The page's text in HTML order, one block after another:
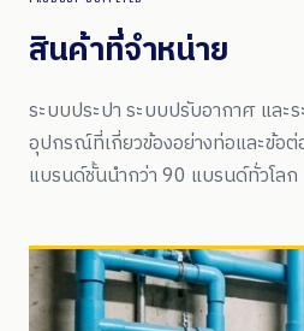
สินค้าที่จำหน่าย
ระบบประปา ระบบปรับอากาศ และ
อุปกรณ์ที่เกี่ยวข้องอย่างท่อและข้อต่
แบรนด์ชั้นนำกว่า 90 แบรนด์ทั่วโลก